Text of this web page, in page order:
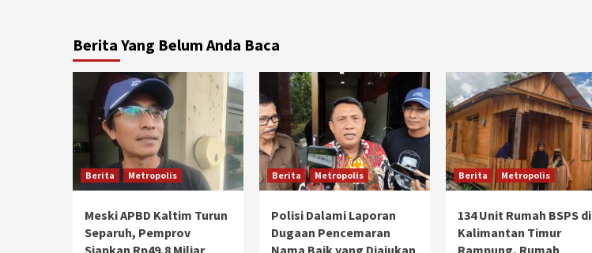
Berita Yang Belum Anda Baca
Berita Metropolis
Meski APBD Kaltim Turun
Separuh, Pemprov
Siapkan Rp49,8 Miliar
Berita Metropolis
Polisi Dalami Laporan
Dugaan Pencemaran
Nama Baik yang Diajukan
Berita Metropolis
134 Unit Rumah BSPS di
Kalimantan Timur
Rampung, Rumah